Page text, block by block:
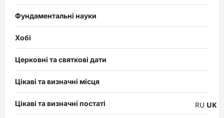
Фундаментальні науки
Хобі
Церковні та святкові дати
Цікаві та визначні місця
Цікаві та визначні постаті RU UK